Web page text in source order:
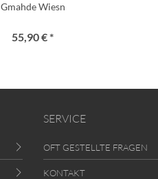
Gmahde Wiesn
55,90 € *
SERVICE
OFT GESTELLTE FRAGEN
KONTAKT